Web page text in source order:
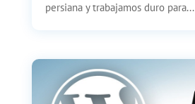
persiana y trabajamos duro para...